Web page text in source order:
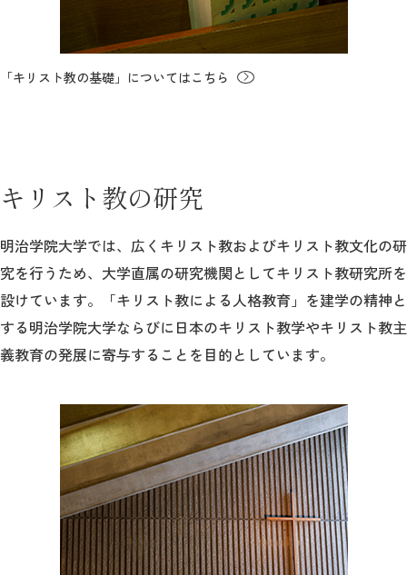
「キリスト教の基礎」についてはこちら
キリスト教の研究
明治学院大学では、広くキリスト教およびキリスト教文化の研
究を行うため、大学直属の研究機関としてキリスト教研究所を
設けています。「キリスト教による人格教育」を建学の精神と
する明治学院大学ならびに日本のキリスト教学やキリスト教主
義教育の発展に寄与することを目的としています。